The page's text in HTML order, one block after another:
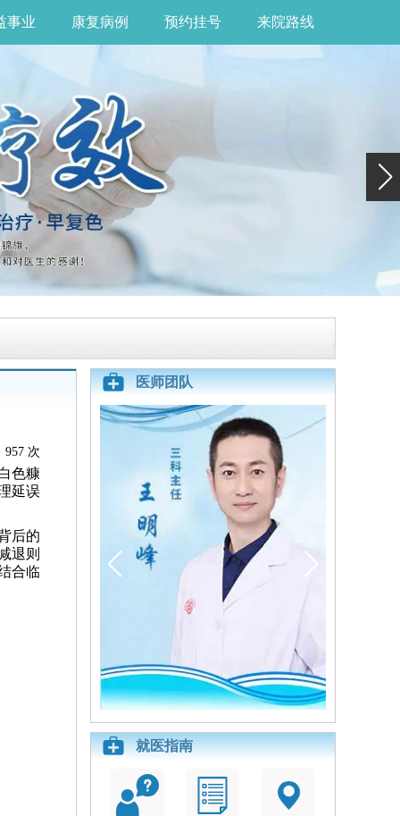
事业 康复病例 预约挂号 来院路线
957 次
色糠
延误
后的
退则
合临
医师团队
就医指南